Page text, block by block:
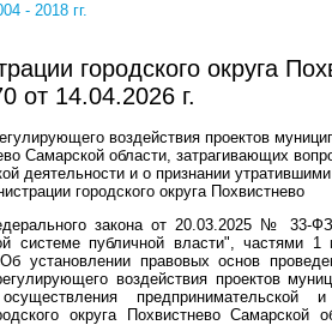
- 2018 гг.
городского округа
от 14.04.2026 г.
воздействия проектов
Самарской области, затрагивающих
деятельности и о признании
городского округа Похвистнево
закона от 20.03.2025 № 33-
системе публичной власти", частями
правовых основ
воздействия проектов
предпринимательской
округа Похвистнево Самарской